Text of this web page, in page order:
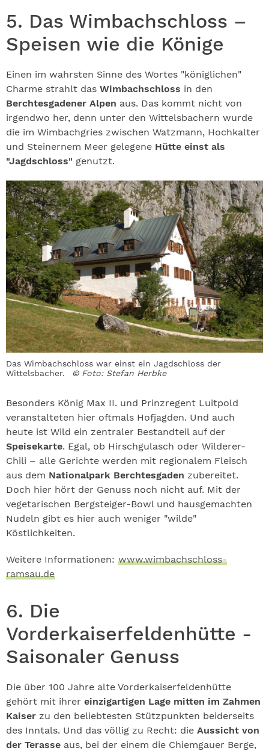
5. Das Wimbachschloss –
Speisen wie die Könige
Einen im wahrsten Sinne des Wortes "königlichen"
Charme strahlt das Wimbachschloss in den
Berchtesgadener Alpen aus. Das kommt nicht von
irgendwo her, denn unter den Wittelsbachern wurde
die im Wimbachgries zwischen Watzmann, Hochkalter
und Steinernem Meer gelegene Hütte einst als
"Jagdschloss" genutzt.
Das Wimbachschloss war einst ein Jagdschloss der
Wittelsbacher.
© Foto: Stefan Herbke
Besonders König Max II. und Prinzregent Luitpold
veranstalteten hier oftmals Hofjagden. Und auch
heute ist Wild ein zentraler Bestandteil auf der
Speisekarte. Egal, ob Hirschgulasch oder Wilderer-
Chili – alle Gerichte werden mit regionalem Fleisch
aus dem Nationalpark Berchtesgaden zubereitet.
Doch hier hört der Genuss noch nicht auf. Mit der
vegetarischen Bergsteiger-Bowl und hausgemachten
Nudeln gibt es hier auch weniger "wilde"
Köstlichkeiten.
Weitere Informationen: www.wimbachschloss-
ramsau.de
6. Die
Vorderkaiserfeldenhütte -
Saisonaler Genuss
Die über 100 Jahre alte Vorderkaiserfeldenhütte
gehört mit ihrer einzigartigen Lage mitten im Zahmen
Kaiser zu den beliebtesten Stützpunkten beiderseits
des Inntals. Und das völlig zu Recht: die Aussicht von
der Terasse aus, bei der einem die Chiemgauer Berge,